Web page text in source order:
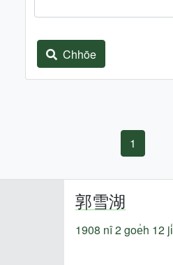
Chhōe
1
郭雪湖
1908 nî2 goe̍h 12